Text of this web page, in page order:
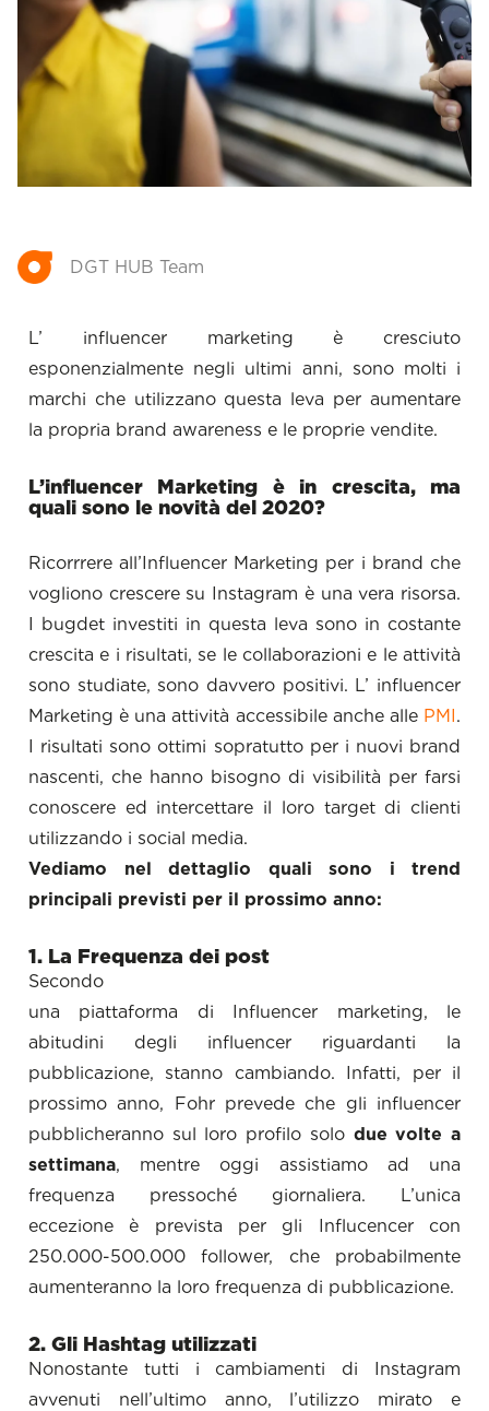
DGT HUB Team
L’ influencer marketing è cresciuto
esponenzialmente negli ultimi anni, sono molti i
marchi che utilizzano questa leva per aumentare
la propria brand awareness e le proprie vendite.
L’influencer Marketing è in crescita, ma
quali sono le novità del 2020?
Ricorrrere all’Influencer Marketing per i brand che
vogliono crescere su Instagram è una vera risorsa.
I bugdet investiti in questa leva sono in costante
crescita e i risultati, se le collaborazioni e le attività
sono studiate, sono davvero positivi. L’ influencer
Marketing è una attività accessibile anche alle PMI.
I risultati sono ottimi sopratutto per i nuovi brand
nascenti, che hanno bisogno di visibilità per farsi
conoscere ed intercettare il loro target di clienti
utilizzando i social media.
Vediamo nel dettaglio quali sono i trend
principali previsti per il prossimo anno:
1. La Frequenza dei post
una piattaforma di Influencer marketing, le
abitudini degli influencer riguardanti la
pubblicazione, stanno cambiando. Infatti, per il
prossimo anno, Fohr prevede che gli influencer
pubblicheranno sul loro profilo solo due volte a
settimana, mentre oggi assistiamo ad una
frequenza pressoché giornaliera. L’unica
eccezione è prevista per gli Influcencer con
250.000-500.000 follower, che probabilmente
aumenteranno la loro frequenza di pubblicazione.
2. Gli Hashtag utilizzati
Nonostante tutti i cambiamenti di Instagram
avvenuti nell’ultimo anno, l’utilizzo mirato e